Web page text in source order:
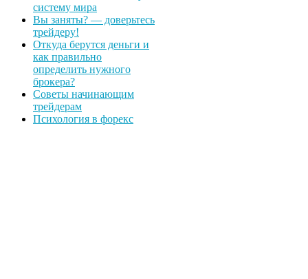
систему мира
Вы заняты? — доверьтесь
трейдеру!
Откуда берутся деньги и
как правильно
определить нужного
брокера?
Советы начинающим
трейдерам
Психология в форекс